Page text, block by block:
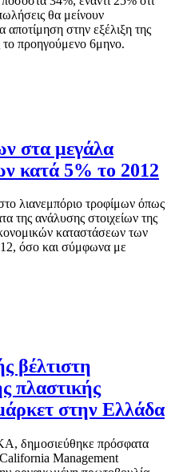
θα μείνουν
αποτίμηση στην εξέλιξη της
το προηγούμενο 6μηνο.
στα μεγάλα
κατά 5% το 2012
λιανεμπόριο τροφίμων όπως
της ανάλυσης στοιχείων της
καταστάσεων των
όσο και σύμφωνα με
βέλτιστη
πλαστικής
στην Ελλάδα
δημοσιεύθηκε πρόσφατα
Management